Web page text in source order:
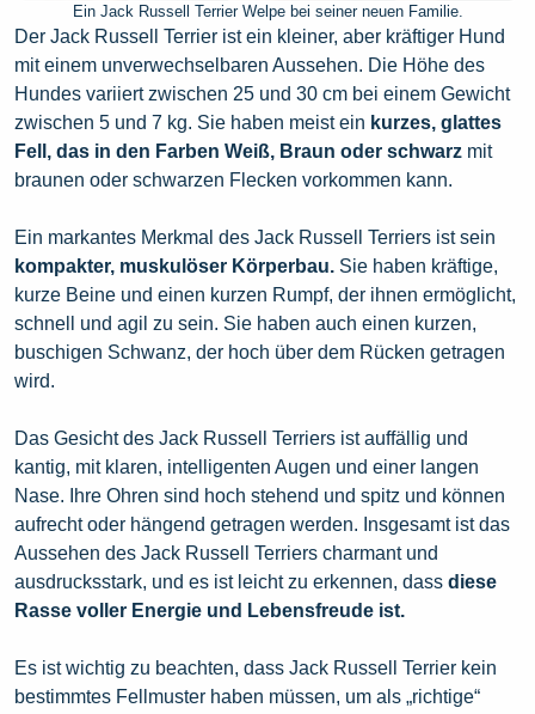
Ein Jack Russell Terrier Welpe bei seiner neuen Familie.
Der Jack Russell Terrier ist ein kleiner, aber kräftiger Hund
mit einem unverwechselbaren Aussehen. Die Höhe des
Hundes variiert zwischen 25 und 30 cm bei einem Gewicht
zwischen 5 und 7 kg. Sie haben meist ein kurzes, glattes
Fell, das in den Farben Weiß, Braun oder schwarz mit
braunen oder schwarzen Flecken vorkommen kann.
Ein markantes Merkmal des Jack Russell Terriers ist sein
kompakter, muskulöser Körperbau. Sie haben kräftige,
kurze Beine und einen kurzen Rumpf, der ihnen ermöglicht,
schnell und agil zu sein. Sie haben auch einen kurzen,
buschigen Schwanz, der hoch über dem Rücken getragen
wird.
Das Gesicht des Jack Russell Terriers ist auffällig und
kantig, mit klaren, intelligenten Augen und einer langen
Nase. Ihre Ohren sind hoch stehend und spitz und können
aufrecht oder hängend getragen werden. Insgesamt ist das
Aussehen des Jack Russell Terriers charmant und
ausdrucksstark, und es ist leicht zu erkennen, dass diese
Rasse voller Energie und Lebensfreude ist.
Es ist wichtig zu beachten, dass Jack Russell Terrier kein
bestimmtes Fellmuster haben müssen, um als „richtige“